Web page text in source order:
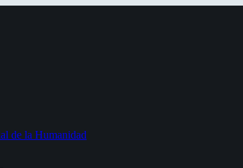
de la Humanidad